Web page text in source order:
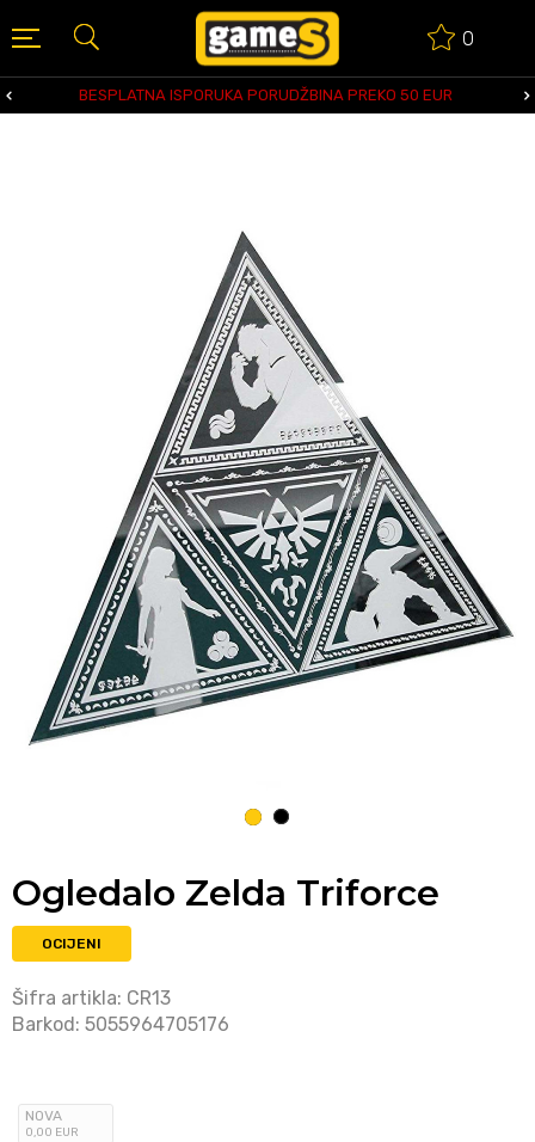
0
BESPLATNA ISPORUKA PORUDŽBINA PREKO 50 EUR
1 2
Ogledalo Zelda Triforce
OCIJENI
Šifra artikla: CR13
Barkod: 5055964705176
NOVA
0,00 EUR